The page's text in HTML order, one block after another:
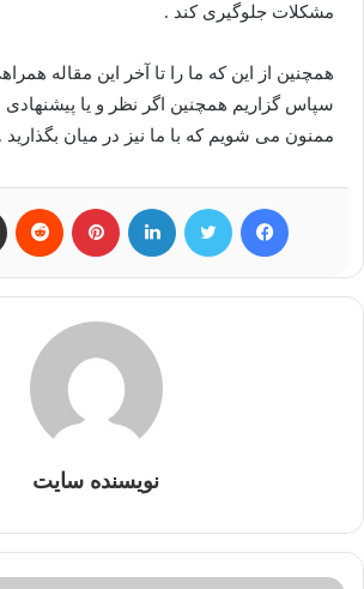
مشکلات جلوگیری کند .
همچنین از این که ما را تا آخر این مقاله
سپاس گزاریم همچنین اگر نظر و یا پیشنهادی
ممنون می شویم که با ما نیز در میان بگذارید .
نویسنده سایت